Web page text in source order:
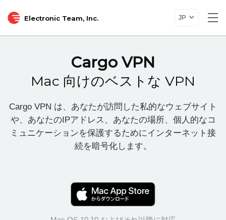
Electronic Team, Inc. JP
Cargo VPN
Mac 向けのベストな VPN
Cargo VPN は、あなたが訪問した私的なウェブサイト
や、あなたのIPアドレス、あなたの場所、個人的なコ
ミュニケーションを保護するためにインターネット接
続を暗号化します。